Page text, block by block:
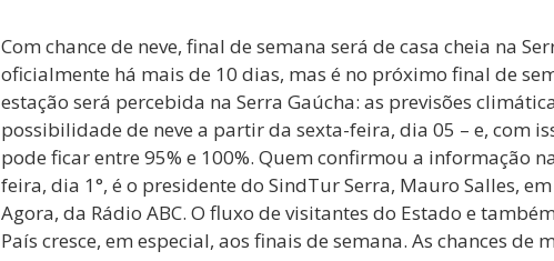
Com chance de neve, final de semana será de casa cheia na
oficialmente há mais de 10 dias, mas é no próximo final de
estação será percebida na Serra Gaúcha: as previsões
possibilidade de neve a partir da sexta-feira, dia 05 – e, com
pode ficar entre 95% e 100%. Quem confirmou a informação
feira, dia 1°, é o presidente do SindTur Serra, Mauro Salles,
Agora, da Rádio ABC. O fluxo de visitantes do Estado e
País cresce, em especial, aos finais de semana. As chances de